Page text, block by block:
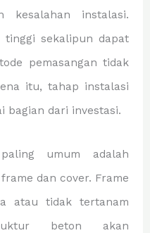
kesalahan instalasi.
tinggi sekalipun dapat
pemasangan tidak
itu, tahap instalasi
bagian dari investasi.
umum adalah
dan cover. Frame
atau tidak tertanam
beton akan